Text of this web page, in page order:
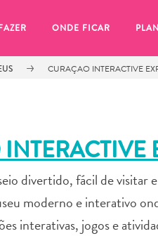
ONDE FICAR
CURAÇAO INTERACTIVE
divertido, fácil de
moderno e interativo
interativas, jogos e